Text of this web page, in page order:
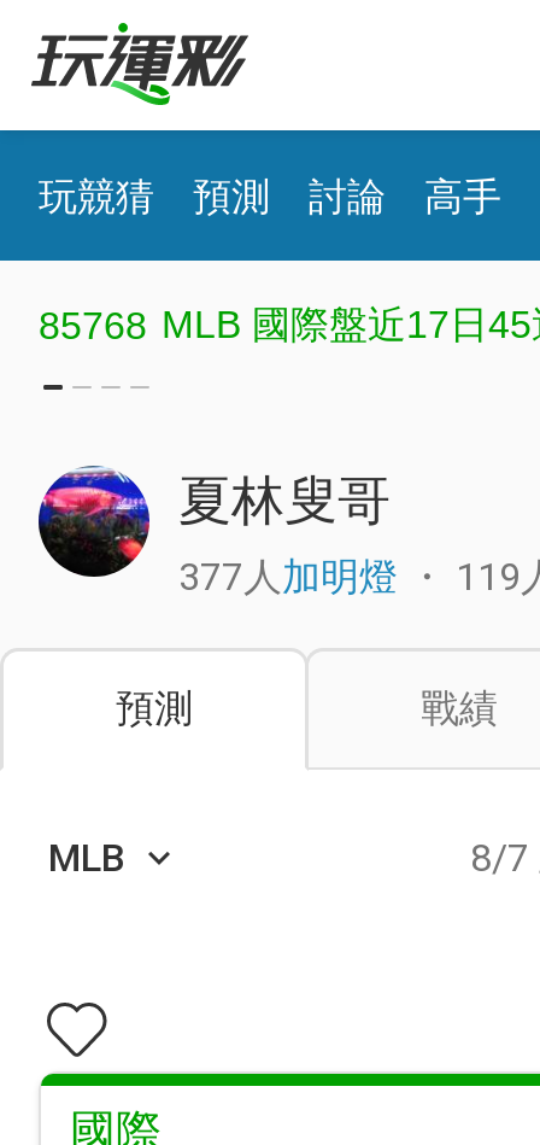
玩競猜 預測 討論 高手
際盤近17日45過36
夏林叟哥
377人加明燈 ・ 119
預測 戰績
MLB keyboard_arrow_down 8/7
國際